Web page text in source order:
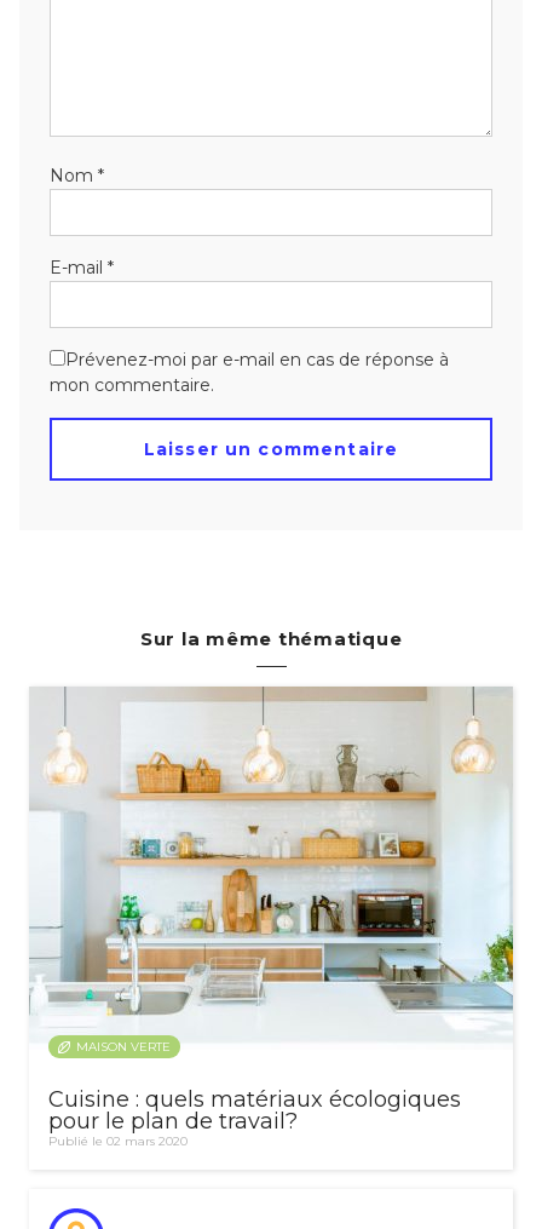
Nom *
E-mail *
Prévenez-moi par e-mail en cas de réponse à
mon commentaire.
Sur la même thématique
MAISON VERTE
Cuisine : quels matériaux écologiques
pour le plan de travail?
Publié le 02 mars 2020